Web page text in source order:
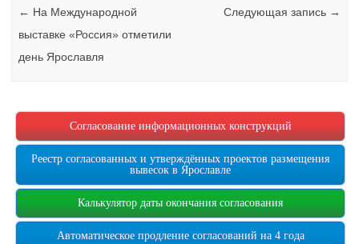
← На Международной
выставке «Россия» отметили
день Ярославля
Следующая запись →
Согласование информационных конструкций
Реестр согласованных и утверждённых проектов размещения
вывесок в Ярославле
Калькулятор даты окончания согласования
Автоматическое продление согласований на 4 года